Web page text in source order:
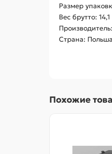
Размер
Вес брутто: 14,1
Страна: Польша
Похожие